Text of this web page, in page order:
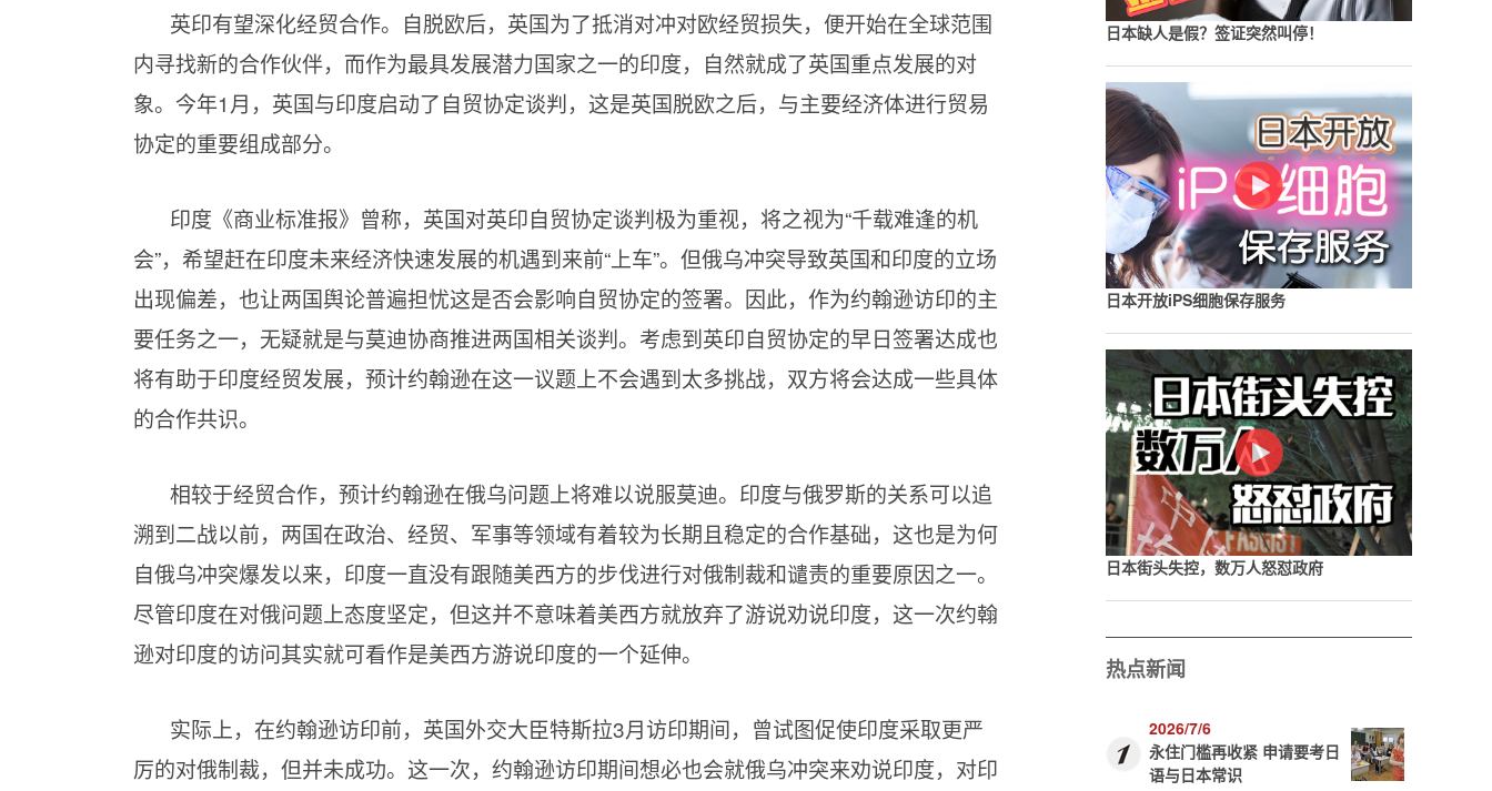
英印有望深化经贸合作。自脱欧后，英国为了抵消对冲对欧经贸损失，便开始在全球范围
内寻找新的合作伙伴，而作为最具发展潜力国家之一的印度，自然就成了英国重点发展的对
象。今年1月，英国与印度启动了自贸协定谈判，这是英国脱欧之后，与主要经济体进行贸易
协定的重要组成部分。
印度《商业标准报》曾称，英国对英印自贸协定谈判极为重视，将之视为“千载难逢的机
会”，希望赶在印度未来经济快速发展的机遇到来前“上车”。但俄乌冲突导致英国和印度的立场
出现偏差，也让两国舆论普遍担忧这是否会影响自贸协定的签署。因此，作为约翰逊访印的主
要任务之一，无疑就是与莫迪协商推进两国相关谈判。考虑到英印自贸协定的早日签署达成也
将有助于印度经贸发展，预计约翰逊在这一议题上不会遇到太多挑战，双方将会达成一些具体
的合作共识。
相较于经贸合作，预计约翰逊在俄乌问题上将难以说服莫迪。印度与俄罗斯的关系可以追
溯到二战以前，两国在政治、经贸、军事等领域有着较为长期且稳定的合作基础，这也是为何
自俄乌冲突爆发以来，印度一直没有跟随美西方的步伐进行对俄制裁和谴责的重要原因之一。
尽管印度在对俄问题上态度坚定，但这并不意味着美西方就放弃了游说劝说印度，这一次约翰
逊对印度的访问其实就可看作是美西方游说印度的一个延伸。
实际上，在约翰逊访印前，英国外交大臣特斯拉3月访印期间，曾试图促使印度采取更严
厉的对俄制裁，但并未成功。这一次，约翰逊访印期间想必也会就俄乌冲突来劝说印度，对印
日本缺人是假？签证突然叫停！
日本开放iPS细胞保存服务
日本街头失控，数万人怒怼政府
热点新闻
2026/7/6
永住门槛再收紧 申请要考日
语与日本常识